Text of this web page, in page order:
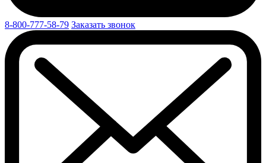
8-800-777-58-79 Заказать звонок